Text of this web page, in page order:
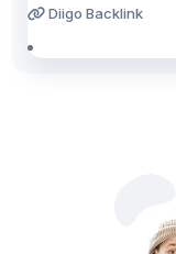
Diigo Backlink